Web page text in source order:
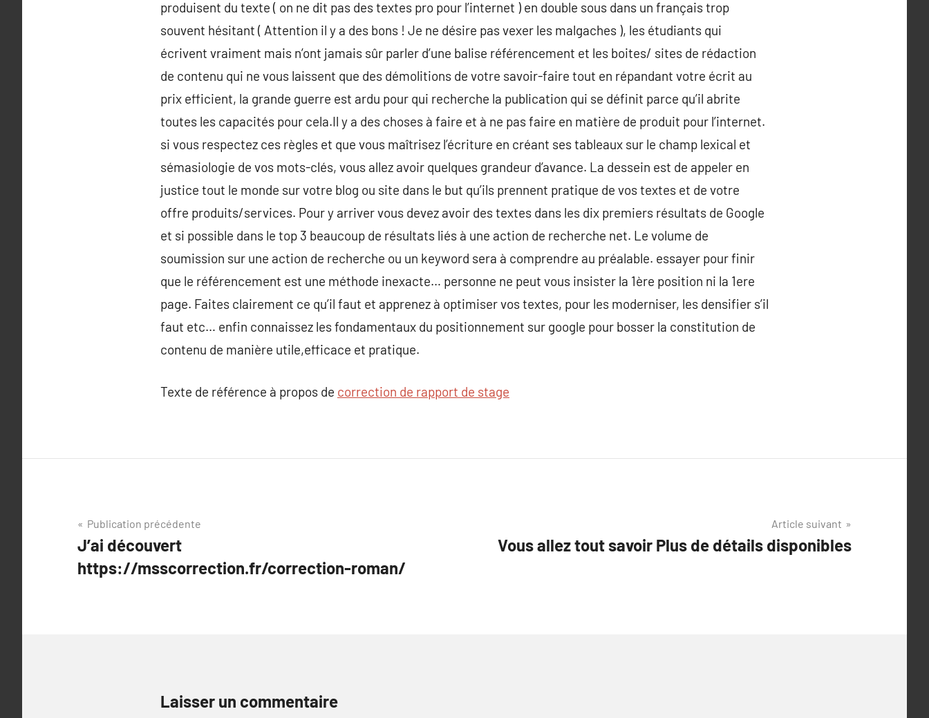
produisent du texte ( on ne dit pas des textes pro pour l’internet ) en double sous dans un français trop
souvent hésitant ( Attention il y a des bons ! Je ne désire pas vexer les malgaches ), les étudiants qui
écrivent vraiment mais n’ont jamais sûr parler d’une balise référencement et les boites/ sites de rédaction
de contenu qui ne vous laissent que des démolitions de votre savoir-faire tout en répandant votre écrit au
prix efficient, la grande guerre est ardu pour qui recherche la publication qui se définit parce qu’il abrite
toutes les capacités pour cela.Il y a des choses à faire et à ne pas faire en matière de produit pour l’internet.
si vous respectez ces règles et que vous maîtrisez l’écriture en créant ses tableaux sur le champ lexical et
sémasiologie de vos mots-clés, vous allez avoir quelques grandeur d’avance. La dessein est de appeler en
justice tout le monde sur votre blog ou site dans le but qu’ils prennent pratique de vos textes et de votre
offre produits/services. Pour y arriver vous devez avoir des textes dans les dix premiers résultats de Google
et si possible dans le top 3 beaucoup de résultats liés à une action de recherche net. Le volume de
soumission sur une action de recherche ou un keyword sera à comprendre au préalable. essayer pour finir
que le référencement est une méthode inexacte… personne ne peut vous insister la 1ère position ni la 1ere
page. Faites clairement ce qu’il faut et apprenez à optimiser vos textes, pour les moderniser, les densifier s’il
faut etc… enfin connaissez les fondamentaux du positionnement sur google pour bosser la constitution de
contenu de manière utile,efficace et pratique.
Texte de référence à propos de correction de rapport de stage
Navigation
de
l’article
Publication précédente
J’ai découvert
https://msscorrection.fr/correction-roman/
Article suivant
Vous allez tout savoir Plus de détails disponibles
Laisser un commentaire